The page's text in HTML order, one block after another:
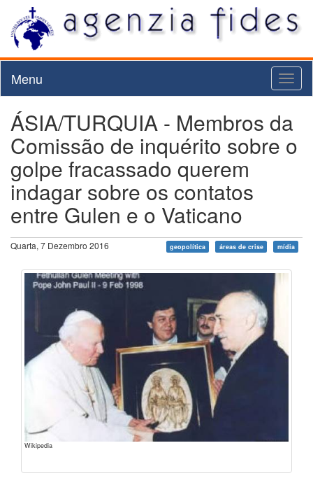
Menu
ÁSIA/TURQUIA - Membros da
Comissão de inquérito sobre o
golpe fracassado querem
indagar sobre os contatos
entre Gulen e o Vaticano
Quarta, 7 Dezembro 2016 geopolítica áreas de crise mídia
Wikipedia